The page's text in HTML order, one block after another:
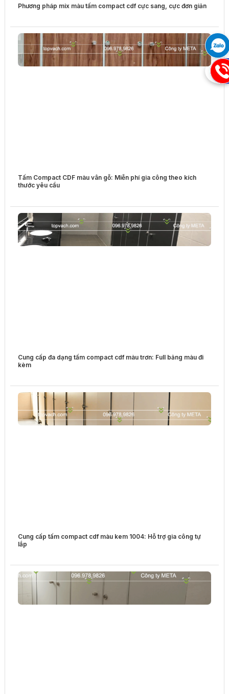
Phương pháp mix màu tấm compact cdf cực sang, cực đơn giản
Tấm Compact CDF màu vân gỗ: Miễn phí gia công theo kích
thước yêu cầu
Cung cấp đa dạng tấm compact cdf màu trơn: Full bảng màu đi
kèm
Cung cấp tấm compact cdf màu kem 1004: Hỗ trợ gia công tự
lắp